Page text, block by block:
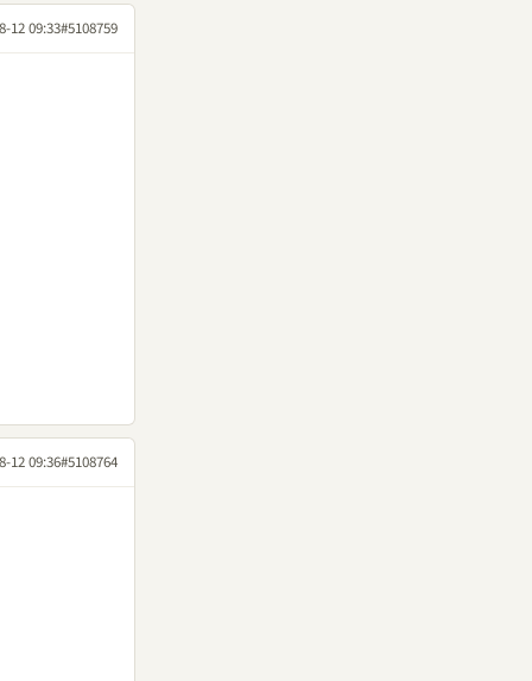
12 09:33#5108759
12 09:36#5108764